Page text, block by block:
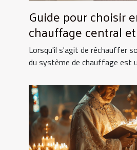
Guide pour choisir
chauffage central
pour la maison
Lorsqu'il s'agit de réchauffer
du système de chauffage est